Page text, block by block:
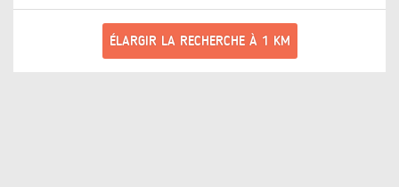
ÉLARGIR LA RECHERCHE À 1 KM